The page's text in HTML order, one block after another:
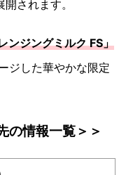
されます。
ンジングミルク FS」
ジした華やかな限定
の情報一覧＞＞